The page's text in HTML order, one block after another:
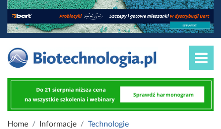
Home Informacje Technologie